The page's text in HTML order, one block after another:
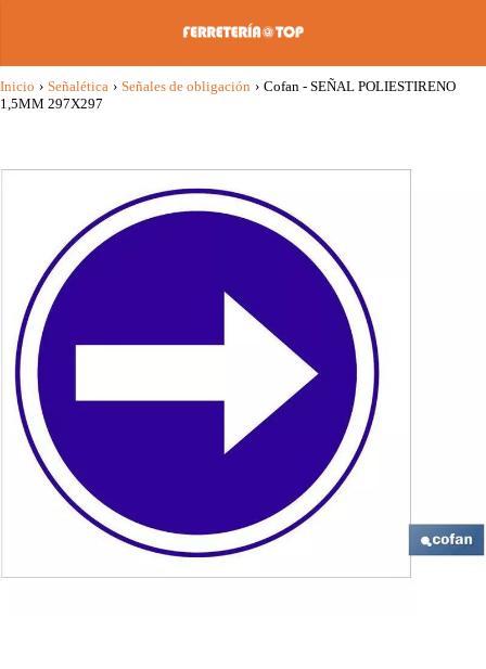
Inicio › Señalética › Señales de obligación › Cofan - SEÑAL POLIESTIRENO
1,5MM 297X297